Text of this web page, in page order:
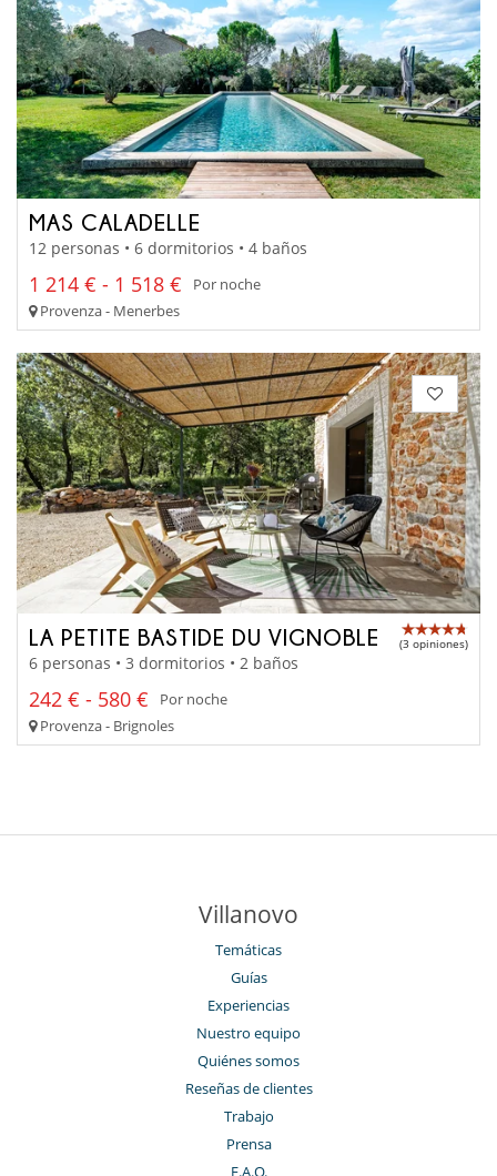
MAS CALADELLE
12 personas • 6 dormitorios • 4 baños
1 214 € - 1 518 €
Por noche
Provenza - Menerbes
LA PETITE BASTIDE DU VIGNOBLE (3 opiniones)
6 personas • 3 dormitorios • 2 baños
242 € - 580 €
Por noche
Provenza - Brignoles
Villanovo
Temáticas
Guías
Experiencias
Nuestro equipo
Quiénes somos
Reseñas de clientes
Trabajo
Prensa
F.A.Q.